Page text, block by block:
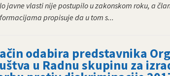
javne vlasti nije postupilo u zakonskom roku, a
propisuje da u tom s...
odabira predstavnika
u Radnu skupinu za